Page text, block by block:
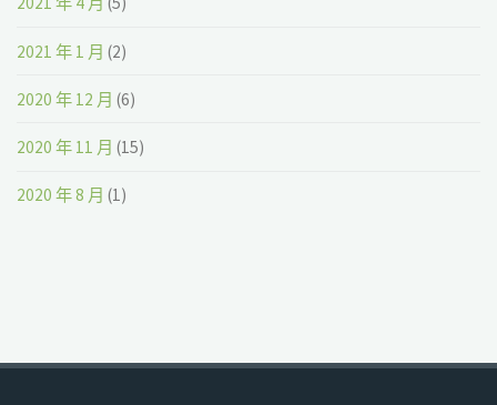
2021 年 1 月 (2)
2020 年 12 月 (6)
2020 年 11 月 (15)
2020 年 8 月 (1)